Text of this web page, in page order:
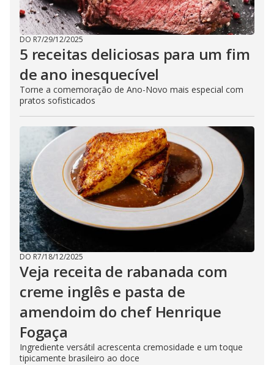
DO R7/29/12/2025
5 receitas deliciosas para um fim
de ano inesquecível
Torne a comemoração de Ano-Novo mais especial com
pratos sofisticados
DO R7/18/12/2025
Veja receita de rabanada com
creme inglês e pasta de
amendoim do chef Henrique
Fogaça
Ingrediente versátil acrescenta cremosidade e um toque
tipicamente brasileiro ao doce